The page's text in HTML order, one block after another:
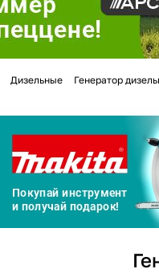
Дизельные Генератор
Для клиентов всех банков
Разбейте
на частибез